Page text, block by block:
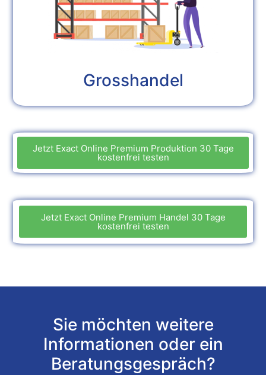
Grosshandel
Jetzt Exact Online Premium Produktion 30 Tage
kostenfrei testen
Jetzt Exact Online Premium Handel 30 Tage
kostenfrei testen
Sie möchten weitere
Informationen oder ein
Beratungsgespräch?